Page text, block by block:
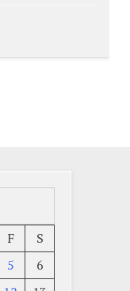
F
S
5
6